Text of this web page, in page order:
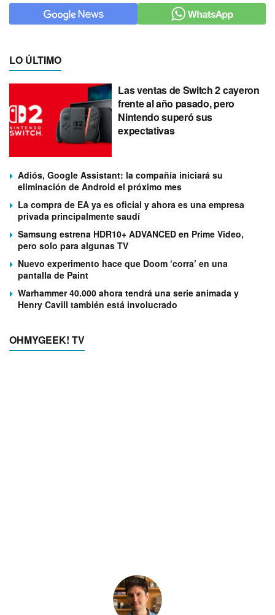
LO ÚLTIMO
Las ventas de Switch 2 cayeron
frente al año pasado, pero
Nintendo superó sus
expectativas
Adiós, Google Assistant: la compañía iniciará su
eliminación de Android el próximo mes
La compra de EA ya es oficial y ahora es una empresa
privada principalmente saudí
Samsung estrena HDR10+ ADVANCED en Prime Video,
pero solo para algunas TV
Nuevo experimento hace que Doom ‘corra’ en una
pantalla de Paint
Warhammer 40.000 ahora tendrá una serie animada y
Henry Cavill también está involucrado
OHMYGEEK! TV